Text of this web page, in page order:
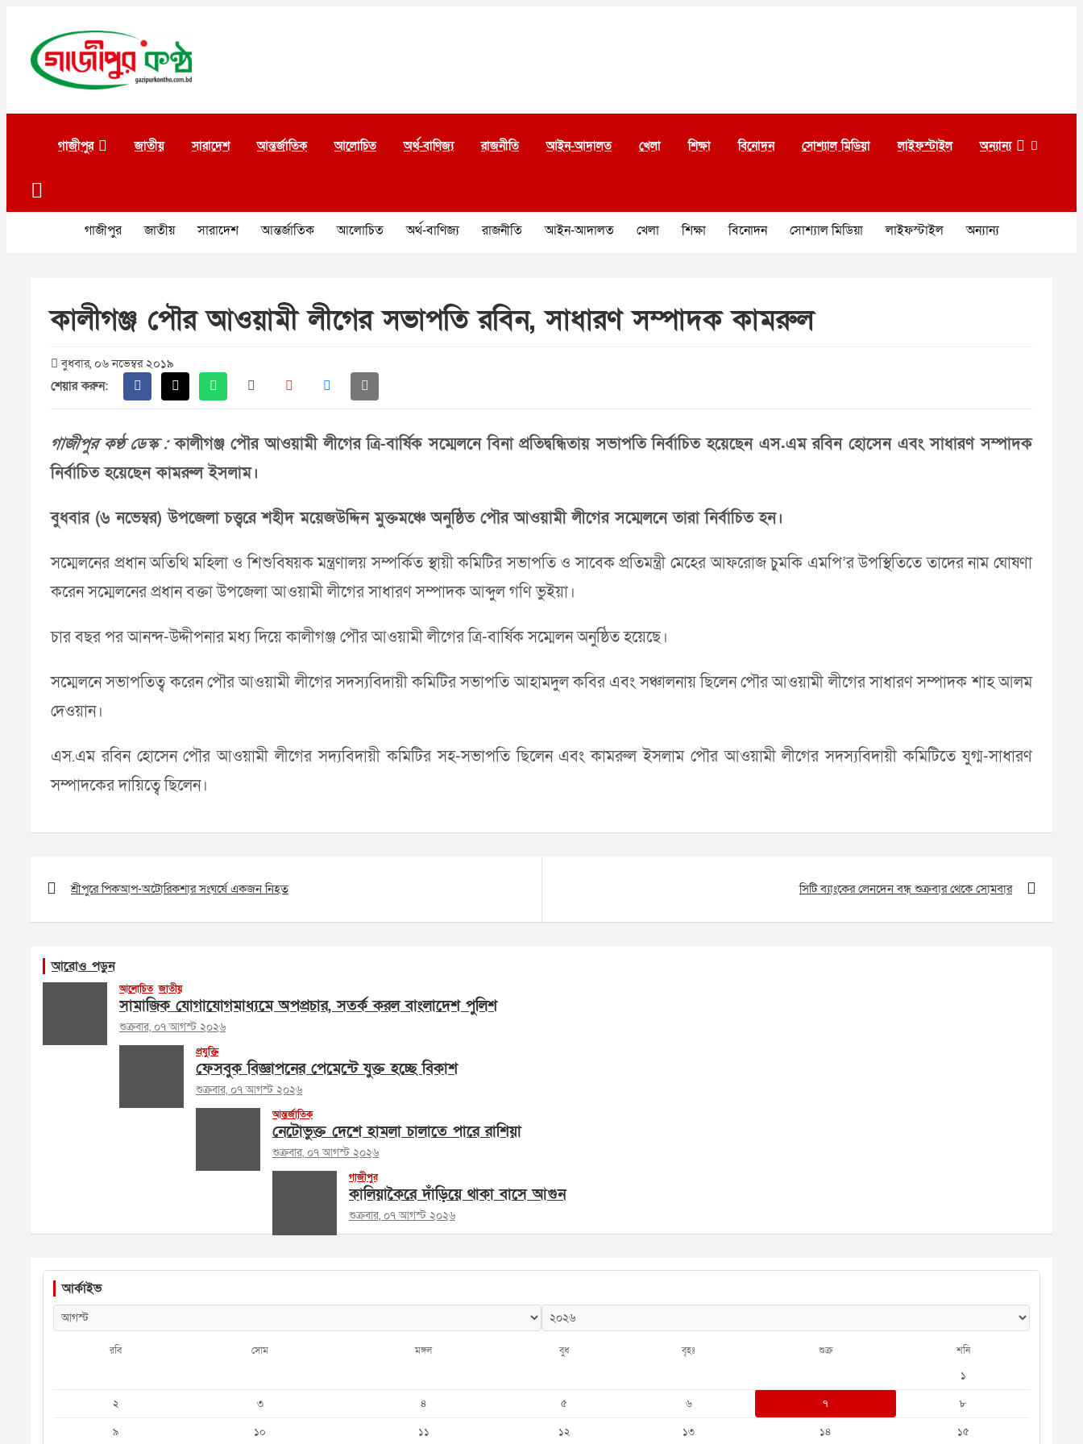
content
গাজীপুর কণ্ঠ
গাজীপুর জাতীয় সারাদেশ আন্তর্জাতিক আলোচিত অর্থ-বাণিজ্য রাজনীতি আইন-আদালত খেলা শিক্ষা বিনোদন সোশ্যাল মিডিয়া লাইফস্টাইল অন্যান্য
গাজীপুর জাতীয় সারাদেশ আন্তর্জাতিক আলোচিত অর্থ-বাণিজ্য রাজনীতি আইন-আদালত খেলা শিক্ষা বিনোদন সোশ্যাল মিডিয়া লাইফস্টাইল অন্যান্য
কালীগঞ্জ পৌর আওয়ামী লীগের সভাপতি রবিন, সাধারণ সম্পাদক কামরুল
বুধবার, ০৬ নভেম্বর ২০১৯
শেয়ার করুন:
গাজীপুর কণ্ঠ ডেস্ক :কালীগঞ্জ পৌর আওয়ামী লীগের ত্রি-বার্ষিক সম্মেলনে বিনা প্রতিদ্বন্ধিতায় সভাপতি নির্বাচিত হয়েছেন এস.এম রবিন হোসেন এবং সাধারণ সম্পাদক
নির্বাচিত হয়েছেন কামরুল ইসলাম।
বুধবার (৬ নভেম্বর) উপজেলা চত্ত্বরে শহীদ ময়েজউদ্দিন মুক্তমঞ্চে অনুষ্ঠিত পৌর আওয়ামী লীগের সম্মেলনে তারা নির্বাচিত হন।
সম্মেলনের প্রধান অতিথি মহিলা ও শিশুবিষয়ক মন্ত্রণালয় সম্পর্কিত স্থায়ী কমিটির সভাপতি ও সাবেক প্রতিমন্ত্রী মেহের আফরোজ চুমকি এমপি’র উপস্থিতিতে তাদের নাম ঘোষণা
করেন সম্মেলনের প্রধান বক্তা উপজেলা আওয়ামী লীগের সাধারণ সম্পাদক আব্দুল গণি ভুইয়া।
চার বছর পর আনন্দ-উদ্দীপনার মধ্য দিয়ে কালীগঞ্জ পৌর আওয়ামী লীগের ত্রি-বার্ষিক সম্মেলন অনুষ্ঠিত হয়েছে।
সম্মেলনে সভাপতিত্ব করেন পৌর আওয়ামী লীগের সদস্যবিদায়ী কমিটির সভাপতি আহামদুল কবির এবং সঞ্চালনায় ছিলেন পৌর আওয়ামী লীগের সাধারণ সম্পাদক শাহ আলম
দেওয়ান।
এস.এম রবিন হোসেন পৌর আওয়ামী লীগের সদ্যবিদায়ী কমিটির সহ-সভাপতি ছিলেন এবং কামরুল ইসলাম পৌর আওয়ামী লীগের সদস্যবিদায়ী কমিটিতে যুগ্ম-সাধারণ
সম্পাদকের দায়িত্বে ছিলেন।
navigation
শ্রীপুরে পিকআপ-অটোরিকশার সংঘর্ষে একজন নিহত সিটি ব্যাংকের লেনদেন বন্ধ শুক্রবার থেকে সোমবার
আরোও পড়ুন
আলোচিত জাতীয়
সামাজিক যোগাযোগমাধ্যমে অপপ্রচার, সতর্ক করল বাংলাদেশ পুলিশ
শুক্রবার, ০৭ আগস্ট ২০২৬
প্রযুক্তি
ফেসবুক বিজ্ঞাপনের পেমেন্টে যুক্ত হচ্ছে বিকাশ
শুক্রবার, ০৭ আগস্ট ২০২৬
আন্তর্জাতিক
নেটোভুক্ত দেশে হামলা চালাতে পারে রাশিয়া
শুক্রবার, ০৭ আগস্ট ২০২৬
গাজীপুর
কালিয়াকৈরে দাঁড়িয়ে থাকা বাসে আগুন
শুক্রবার, ০৭ আগস্ট ২০২৬
আর্কাইভ
রবি সোম মঙ্গল বুধ বৃহঃ শুক্র শনি
১
২
৩ ৪ ৫ ৬ ৭
৮
৯
১০ ১১ ১২ ১৩ ১৪ ১৫